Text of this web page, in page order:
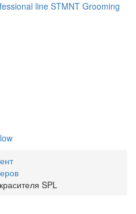
line STMNT Grooming
SPL